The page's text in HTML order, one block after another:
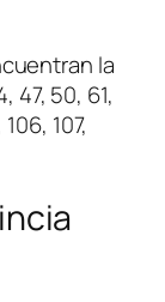
la
47, 50, 61,
107,